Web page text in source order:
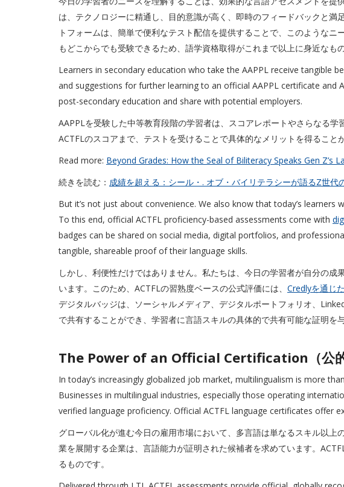
は、テクノロジーに精通し、目的意識が高く、即時のフィードバックと満
トフォームは、簡単で便利なテスト配信を提供することで、このようなニ
もどこからでも受験できるため、語学資格取得がこれまで以上に身近なも
Learners in secondary education who take the AAPPL receive tangible
and suggestions for further learning to an official AAPPL certificate and
post-secondary education and share with potential employers.
AAPPLを受験した中等教育段階の学習者は、スコアレポートやさらなる
ACTFLのスコアまで、テストを受けることで具体的なメリットを得ること
Read more: Beyond Grades: How the Seal of Biliteracy Speaks Gen Z’s
続きを読む： 成績を超える：シール・. オブ・バイリテラシーが語るZ世代
But it’s not just about convenience. We also know that today’s
To this end, official ACTFL proficiency-based assessments come with
badges can be shared on social media, digital portfolios, and
tangible, shareable proof of their language skills.
しかし、利便性だけではありません。私たちは、今日の学習者が自分の成
います。このため、ACTFLの習熟度ベースの公式評価には、 Credlyを通じ
デジタルバッジは、ソーシャルメディア、デジタルポートフォリオ、
で共有することができ、学習者に言語スキルの具体的で共有可能な証明を
The Power of an Official Certification（公的
In today’s increasingly globalized job market, multilingualism is more
Businesses in multilingual industries, especially those operating
verified language proficiency. Official ACTFL language certificates offer
グローバル化が進む今日の雇用市場において、多言語は単なるスキル以上
業を展開する企業は、言語能力が証明された候補者を求めています。
るものです。